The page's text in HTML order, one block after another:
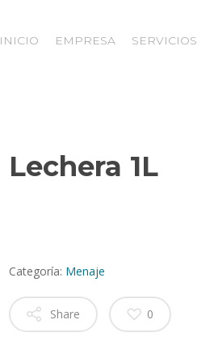
INICIO EMPRESA SERVICIOS
Lechera 1L
Categoría: Menaje
Share 0